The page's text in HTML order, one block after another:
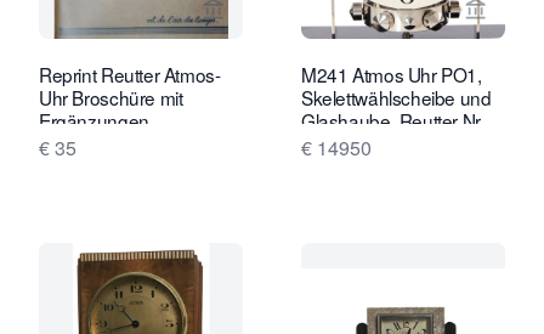
Verkaeuferseite von Van Brug
Reprint Reutter Atmos-
Uhr Broschüre mit
Ergänzungen
€ 35
M241 Atmos Uhr PO1,
Skelettwählscheibe und
Glashaube, Reutter Nr.
3757, Frankreich ca.
€ 14950